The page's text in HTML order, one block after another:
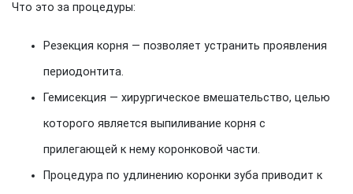
Что это за процедуры:
Резекция корня — позволяет устранить проявления
периодонтита.
Гемисекция — хирургическое вмешательство, целью
которого является выпиливание корня с
прилегающей к нему коронковой части.
Процедура по удлинению коронки зуба приводит к